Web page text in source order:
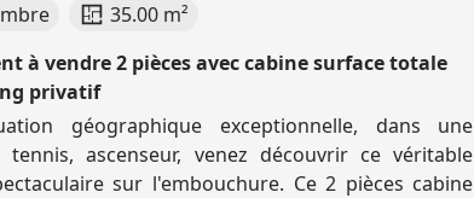
35.00 m²
à vendre 2 pièces avec cabine surface totale
privatif
géographique exceptionnelle, dans une
tennis, ascenseur, venez découvrir ce véritable
sur l'embouchure. Ce 2 pièces cabine